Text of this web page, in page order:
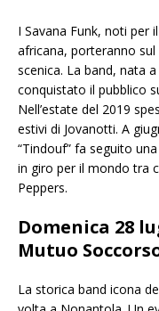
I Savana Funk, noti per
africana, porteranno
scenica. La band, nata
conquistato il pubblico
Nell’estate del 2019
estivi di Jovanotti. A
“Tindouf” fa seguito
in giro per il mondo tra
Peppers.
Domenica 28
Mutuo
La storica band icona